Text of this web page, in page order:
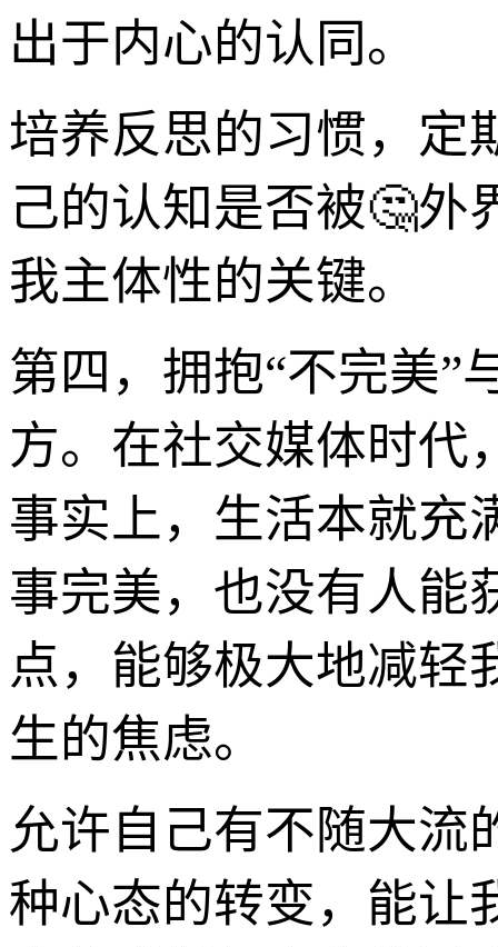
出于内心的认同。
培养反思的习惯，定
己的认知是否被🤔外
我主体性的关键。
第四，拥抱“不完美”
方。在社交媒体时代
事实上，生活本就充
事完美，也没有人能
点，能够极大地减轻
生的焦虑。
允许自己有不随大流
种心态的转变，能让